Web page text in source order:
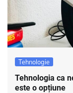
Tehnologie
Tehnologia ca
este o opțiune